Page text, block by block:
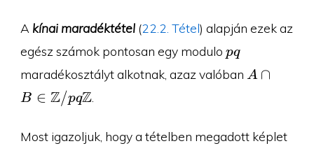
A kínai maradéktétel(22.2. Tétel) alapján ezek az
egész számok pontosan egy modulo pq
pq
maradékosztályt alkotnak, azaz valóban A\cap
A ∩
B ∈ Z/pqZ
Most igazoljuk, hogy a tételben megadott képlet